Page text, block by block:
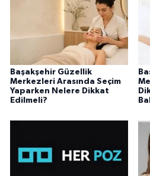
Başakşehir Güzellik
Merkezleri Arasında Seçim
Yaparken Nelere Dikkat
Edilmeli?